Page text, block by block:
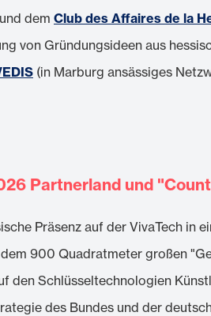
und dem Club des Affaires de la
von Gründungsideen aus
(in Marburg ansässiges
Partnerland und
Präsenz auf der VivaTech in
dem 900 Quadratmeter großen
den Schlüsseltechnologien
des Bundes und der